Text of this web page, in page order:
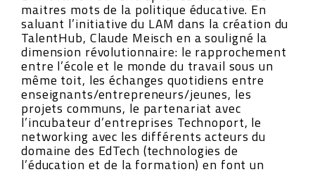
maitres mots de la politique éducative. En
saluant l’initiative du LAM dans la création du
TalentHub, Claude Meisch en a souligné la
dimension révolutionnaire: le rapprochement
entre l’école et le monde du travail sous un
même toit, les échanges quotidiens entre
enseignants/entrepreneurs/jeunes, les
projets communs, le partenariat avec
l’incubateur d’entreprises Technoport, le
networking avec les différents acteurs du
domaine des EdTech (technologies de
l’éducation et de la formation) en font un